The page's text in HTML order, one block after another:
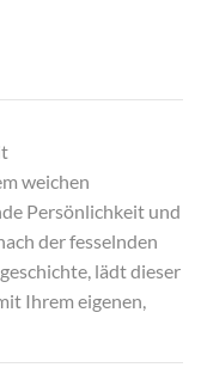
weichen
Persönlichkeit und
der fesselnden
lädt dieser
Ihrem eigenen,